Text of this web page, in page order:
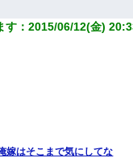
す ：2015/06/12(金)
嫁はそこまで気にしてな